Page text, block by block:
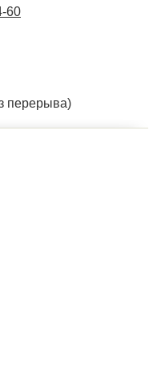
60
перерыва)